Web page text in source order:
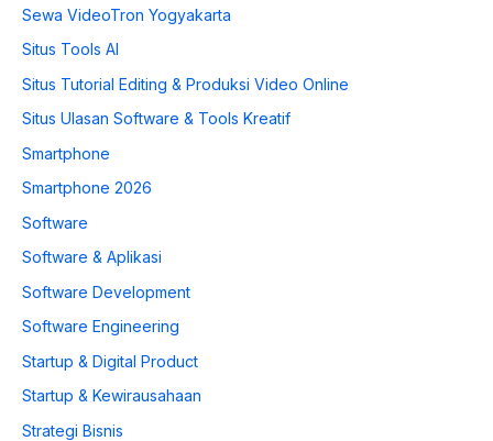
Sewa VideoTron Yogyakarta
Situs Tools AI
Situs Tutorial Editing & Produksi Video Online
Situs Ulasan Software & Tools Kreatif
Smartphone
Smartphone 2026
Software
Software & Aplikasi
Software Development
Software Engineering
Startup & Digital Product
Startup & Kewirausahaan
Strategi Bisnis